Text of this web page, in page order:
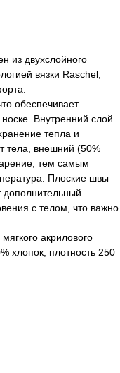
из двухслойного
вязки Raschel,
обеспечивает
Внутренний слой
тепла и
тела, внешний (50%
тем самым
Плоские швы
дополнительный
с телом, что важно
акрилового
хлопок, плотность 250